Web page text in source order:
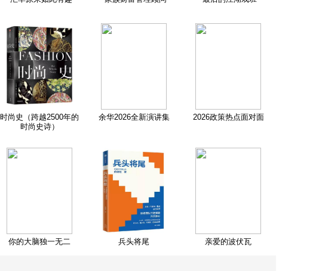
时尚史（跨越2500年的
时尚史诗）
余华2026全新演讲集 2026政策热点面对面
你的大脑独一无二 兵头将尾 亲爱的波伏瓦